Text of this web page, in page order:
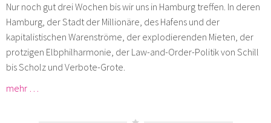
Nur noch gut drei Wochen bis wir uns in Hamburg treffen. In deren
Hamburg, der Stadt der Millionäre, des Hafens und der
kapitalistischen Warenströme, der explodierenden Mieten, der
protzigen Elbphilharmonie, der Law-and-Order-Politik von Schill
bis Scholz und Verbote-Grote.
mehr …